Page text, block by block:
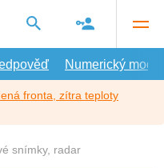
Numerický model
fronta, zítra teploty
snímky, radar